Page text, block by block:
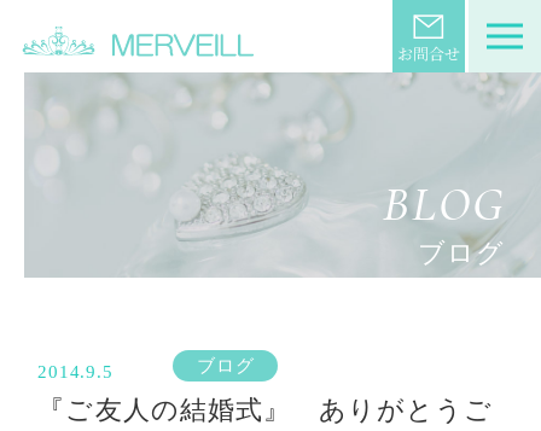
BLOG
ブログ
2014.9.5 ブログ
『ご友人の結婚式』 ありがとうご